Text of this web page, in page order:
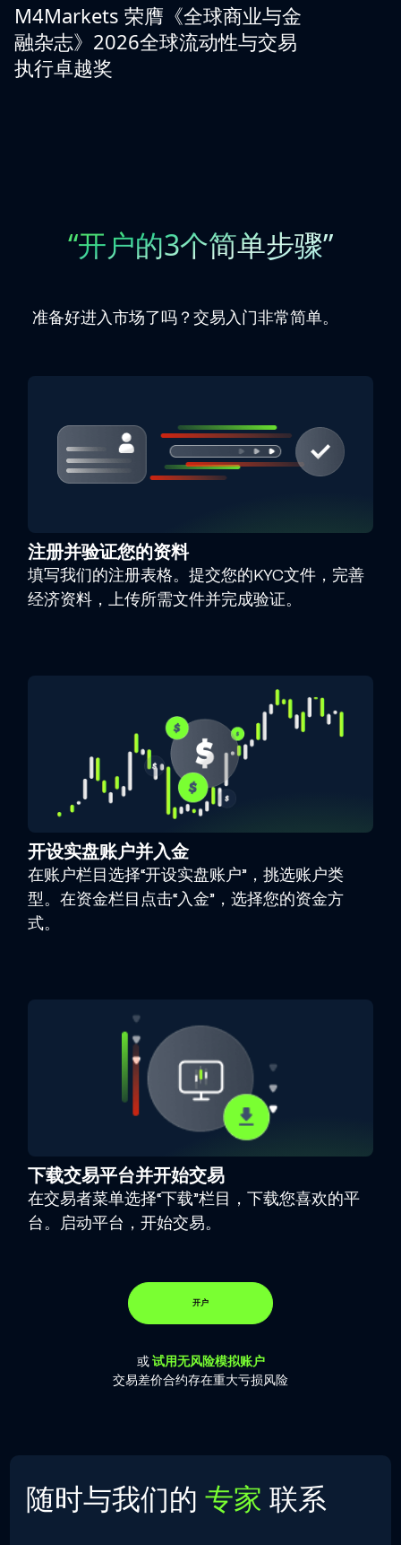
M4Markets 荣膺《全球商业与金
融杂志》2026全球流动性与交易
执行卓越奖
“开户的3个简单步骤”
准备好进入市场了吗？交易入门非常简单。
注册并验证您的资料
填写我们的注册表格。提交您的KYC文件，完善
经济资料，上传所需文件并完成验证。
开设实盘账户并入金
在账户栏目选择“开设实盘账户”，挑选账户类
型。在资金栏目点击“入金”，选择您的资金方
式。
下载交易平台并开始交易
在交易者菜单选择“下载”栏目，下载您喜欢的平
台。启动平台，开始交易。
开户
或 试用无风险模拟账户
交易差价合约存在重大亏损风险
随时与我们的专家 联系